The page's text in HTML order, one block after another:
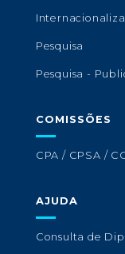
Pesquisa
Pesquisa -
COMISSÕES
CPA / CPSA /
AJUDA
Consulta de